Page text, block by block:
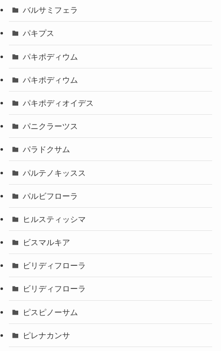
バルサミフェラ
パキプス
パキポディウム
パキポディウム
パキポディオイデス
パニクラーツス
パラドクサム
パルテノキッスス
パルビフローラ
ヒルスティッシマ
ビスマルキア
ビリディフローラ
ビリディフローラ
ピスピノーサム
ピレナカンサ